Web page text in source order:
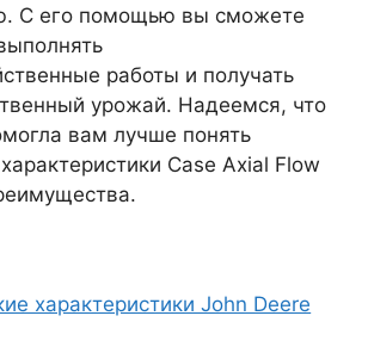
С его помощью вы сможете
работы и получать
урожай. Надеемся, что
вам лучше понять
Case Axial Flow
характеристики John Deere